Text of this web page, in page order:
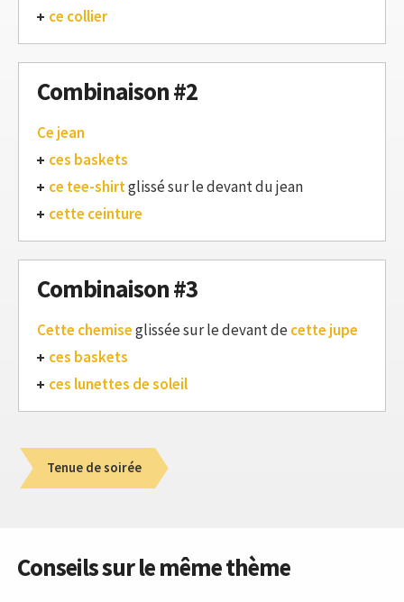
ce collier
Combinaison #2
Ce jean
ces baskets
ce tee-shirtglissé sur le devant du jean
cette ceinture
Combinaison #3
Cette chemiseglissée sur le devant decette jupe
ces baskets
ces lunettes de soleil
Tenue de soirée
Conseils sur le même thème